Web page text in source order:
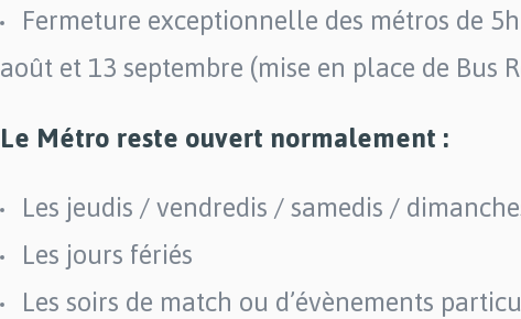
Fermeture exceptionnelle des métros de
août et 13 septembre (mise en place de Bus
Le Métro reste ouvert normalement :
Les jeudis / vendredis / samedis /
Les jours fériés
Les soirs de match ou d’évènements